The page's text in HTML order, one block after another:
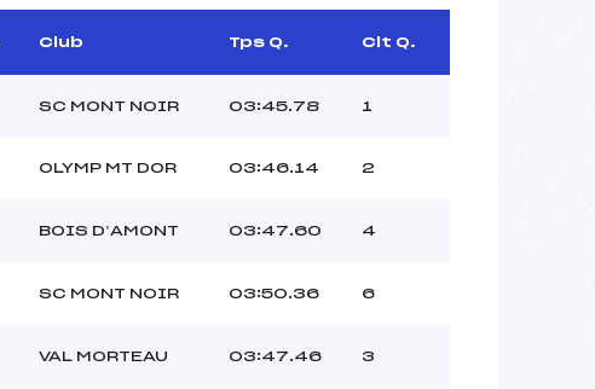
1.400 km
Club Tps Q. Clt Q.
SC MONT NOIR 03:45.78 1
OLYMP MT DOR 03:46.14 2
BOIS D’AMONT 03:47.60 4
SC MONT NOIR 03:50.36 6
VAL MORTEAU 03:47.46 3